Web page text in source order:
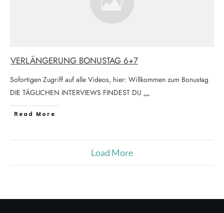
VERLÄNGERUNG BONUSTAG 6+7
Sofortigen Zugriff auf alle Videos, hier: Willkommen zum Bonustag
DIE TÄGLICHEN INTERVIEWS FINDEST DU ...
Read More
Load More